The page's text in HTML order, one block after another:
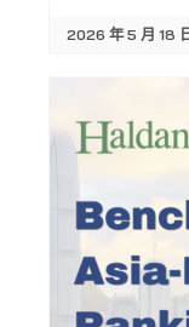
2026 年 5 月 18